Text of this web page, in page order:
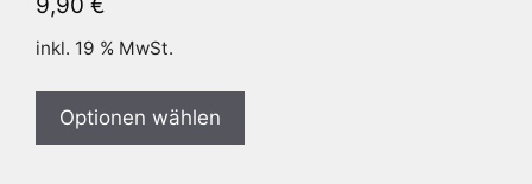
inkl. 19 % MwSt.
Optionen wählen